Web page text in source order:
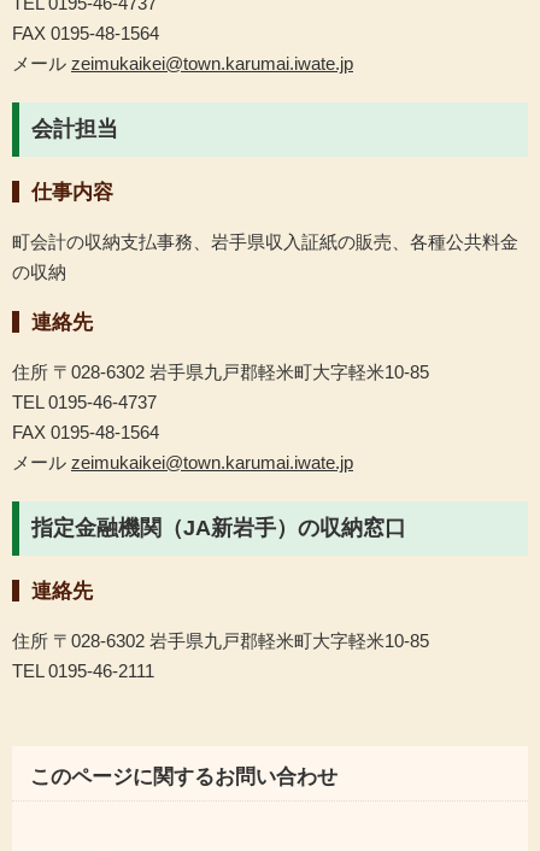
FAX 0195-48-1564
メール zeimukaikei@town.karumai.iwate.jp
会計担当
仕事内容
町会計の収納支払事務、岩手県収入証紙の販売、各種公共料金
の収納
連絡先
住所 〒028-6302 岩手県九戸郡軽米町大字軽米10-85
TEL 0195-46-4737
FAX 0195-48-1564
メール zeimukaikei@town.karumai.iwate.jp
指定金融機関（JA新岩手）の収納窓口
連絡先
住所 〒028-6302 岩手県九戸郡軽米町大字軽米10-85
TEL 0195-46-2111
このページに関するお問い合わせ